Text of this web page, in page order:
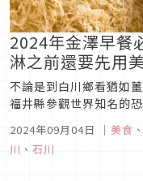
2024年金澤早餐
淋之前還要先用
不論是到白川鄉看猶如
福井縣參觀世界知名的
遜色的，今天就帶大家
的美味之旅，就是要先
2024年09月04日 ｜ 美食 、
川 、 石川